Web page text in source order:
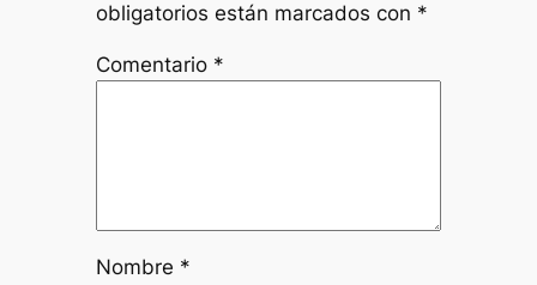
obligatorios están marcados con *
Comentario *
Nombre *